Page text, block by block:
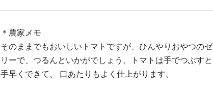
＊農家メモ
そのままでもおいしいトマトですが、ひんやりおやつのゼ
リーで、つるんといかがでしょう。トマトは手でつぶすと
手早くできて、 口あたりもよく仕上がります。